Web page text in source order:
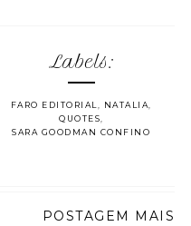
Labels:
FARO EDITORIAL NATALIA
QUOTES
SARA GOODMAN CONFINO
POSTAGEM MAIS